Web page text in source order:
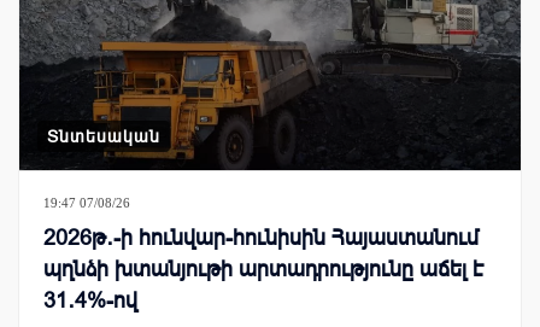
Տնտեսական
19:47 07/08/26
2026թ․-ի հունվար-հունիսին Հայաստանում
պղնձի խտանյութի արտադրությունը աճել է
31․4%-ով